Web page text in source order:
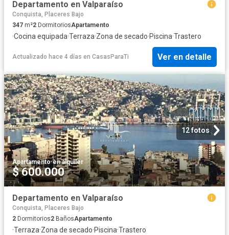
Departamento en Valparaíso
Conquista, Placeres Bajo
347 m²2 DormitoriosApartamento
·Cocina equipada·Terraza·Zona de secado·Piscina·Trastero
Actualizado hace 4 días en CasasParaTi Ver en detalle
12 fotos
Apartamento·en alquiler
$ 600.000
Departamento en Valparaíso
Conquista, Placeres Bajo
2 Dormitorios2 BañosApartamento
·Terraza·Zona de secado·Piscina·Trastero